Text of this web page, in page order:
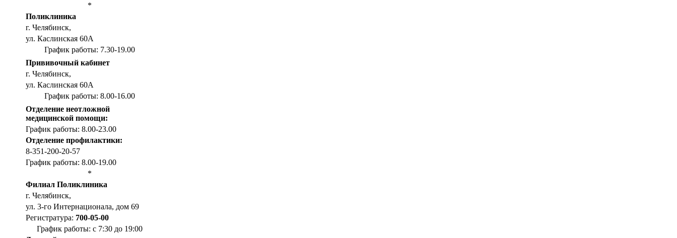
*
Поликлиника
г. Челябинск,
ул. Каслинская 60А
График работы: 7.30-19.00
Прививочный кабинет
г. Челябинск,
ул. Каслинская 60А
График работы: 8.00-16.00
Отделение неотложной
медицинской помощи:
График работы: 8.00-23.00
Отделение профилактики:
8-351-200-20-57
График работы: 8.00-19.00
*
Филиал Поликлиника
г. Челябинск,
ул. 3-го Интернационала, дом 69
Регистратура: 700-05-00
График работы: с 7:30 до 19:00